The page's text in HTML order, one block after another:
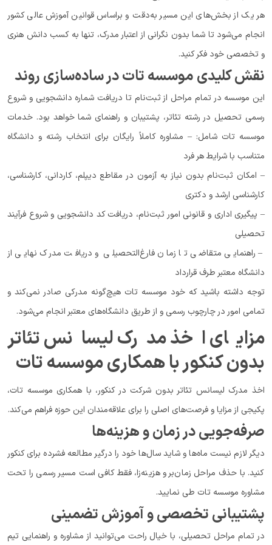
هر یک از بخش‌های این مسیر به‌دقت و براساس قوانین آموزش عالی کشور
انجام می‌شود تا شما بدون نگرانی از اعتبار مدرک، تنها به کسب دانش هنری
و تخصصی خود فکر کنید.
نقش کلیدی موسسه تات در ساده‌سازی روند
این موسسه در تمام مراحل از ثبت‌نام تا دریافت شماره دانشجویی و شروع
رسمی تحصیل در رشته تئاتر، پشتیبان و راهنمای شما خواهد بود. خدمات
موسسه تات شامل: – مشاوره کاملاً رایگان برای انتخاب رشته و دانشگاه
متناسب با شرایط هر فرد
– امکان ثبت‌نام بدون نیاز به آزمون در مقاطع دیپلم، کاردانی، کارشناسی،
کارشناسی ارشد و دکتری
– پیگیری اداری و قانونی امور ثبت‌نام، دریافت کد دانشجویی و شروع فرآیند
تحصیلی
– راهنمایی متقاضی تا زمان فارغ‌التحصیلی و دریافت مدرک نهایی از
دانشگاه معتبر طرف قرارداد
توجه داشته باشید که خود موسسه تات هیچ‌گونه مدرکی صادر نمی‌کند و
تمامی امور در چارچوب رسمی و از طریق دانشگاه‌های معتبر انجام می‌شود.
مزایای اخذ مدرک لیسانس تئاتر
بدون کنکور با همکاری موسسه تات
اخذ مدرک لیسانس تئاتر بدون شرکت در کنکور، با همکاری موسسه تات،
پکیجی از مزایا و فرصت‌های اصلی را برای علاقه‌مندان این حوزه فراهم می‌کند.
صرفه‌جویی در زمان و هزینه‌ها
دیگر لازم نیست ماه‌ها و شاید سال‌ها خود را درگیر مطالعه فشرده برای کنکور
کنید. با حذف مراحل زمان‌بر و هزینه‌زا، فقط کافی است مسیر رسمی را تحت
مشاوره موسسه تات طی نمایید.
پشتیبانی تخصصی و آموزش تضمینی
در تمام مراحل تحصیلی، با خیال راحت می‌توانید از مشاوره و راهنمایی تیم